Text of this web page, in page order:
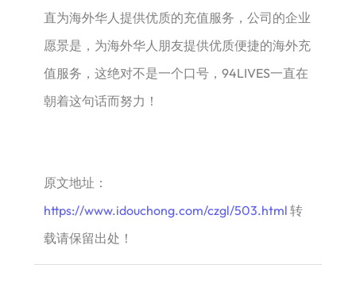
直为海外华人提供优质的充值服务，公司的企业
愿景是，为海外华人朋友提供优质便捷的海外充
值服务，这绝对不是一个口号，94LIVES一直在
朝着这句话而努力！
原文地址：
https://www.idouchong.com/czgl/503.html 转
载请保留出处！